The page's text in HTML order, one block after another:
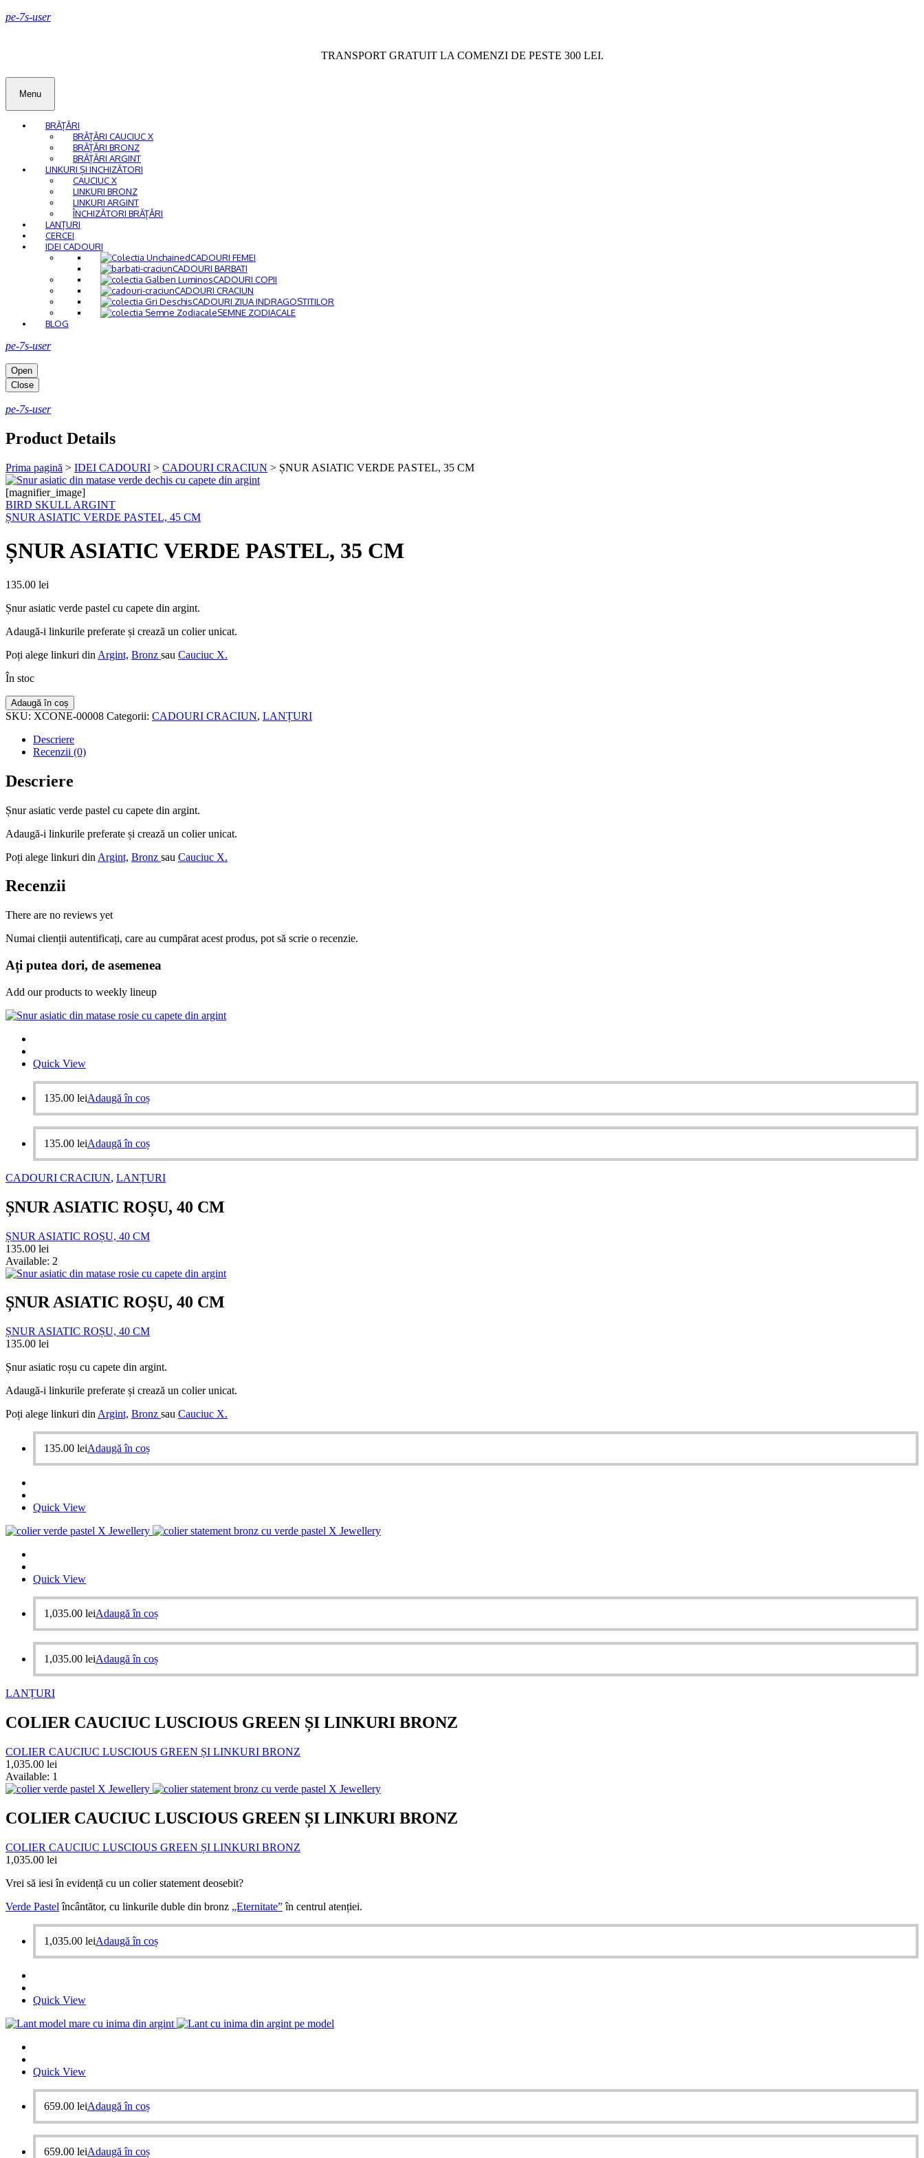
pe-7s-user
TRANSPORT GRATUIT LA COMENZI DE PESTE 300 LEI.
Menu
BRĂȚĂRI
BRĂȚĂRI CAUCIUC X
BRĂȚĂRI BRONZ
BRĂȚĂRI ARGINT
LINKURI ȘI INCHIZĂTORI
CAUCIUC X
LINKURI BRONZ
LINKURI ARGINT
ÎNCHIZĂTORI BRĂȚĂRI
LANȚURI
CERCEI
IDEI CADOURI
CADOURI FEMEI
CADOURI BARBATI
CADOURI COPII
CADOURI CRACIUN
CADOURI ZIUA INDRAGOSTITILOR
SEMNE ZODIACALE
BLOG
pe-7s-user
Open
Close
pe-7s-user
Product Details
Prima pagină > IDEI CADOURI > CADOURI CRACIUN > ȘNUR ASIATIC VERDE PASTEL, 35 CM
[magnifier_image]
BIRD SKULL ARGINT
ȘNUR ASIATIC VERDE PASTEL, 45 CM
ȘNUR ASIATIC VERDE PASTEL, 35 CM
135.00 lei
Șnur asiatic verde pastel cu capete din argint.
Adaugă-i linkurile preferate și crează un colier unicat.
Poți alege linkuri din Argint, Bronz sau Cauciuc X.
În stoc
Cantitate
ȘNUR
VERDE
PASTEL,
CM
Adaugă în coș
SKU: XCONE-00008 Categorii: CADOURI CRACIUN, LANȚURI
Descriere
Recenzii (0)
Descriere
Șnur asiatic verde pastel cu capete din argint.
Adaugă-i linkurile preferate și crează un colier unicat.
Poți alege linkuri din Argint, Bronz sau Cauciuc X.
Recenzii
There are no reviews yet
Numai clienții autentificați, care au cumpărat acest produs, pot să scrie o recenzie.
Ați putea dori, de asemenea
Add our products to weekly lineup
Quick View
135.00 leiAdaugă în coș
135.00 leiAdaugă în coș
CADOURI CRACIUN, LANȚURI
ȘNUR ASIATIC ROȘU, 40 CM
ȘNUR ASIATIC ROȘU, 40 CM
135.00 lei
Available: 2
ȘNUR ASIATIC ROȘU, 40 CM
ȘNUR ASIATIC ROȘU, 40 CM
135.00 lei
Șnur asiatic roșu cu capete din argint.
Adaugă-i linkurile preferate și crează un colier unicat.
Poți alege linkuri din Argint, Bronz sau Cauciuc X.
135.00 leiAdaugă în coș
Quick View
Quick View
1,035.00 leiAdaugă în coș
1,035.00 leiAdaugă în coș
LANȚURI
COLIER CAUCIUC LUSCIOUS GREEN ȘI LINKURI BRONZ
COLIER CAUCIUC LUSCIOUS GREEN ȘI LINKURI BRONZ
1,035.00 lei
Available: 1
COLIER CAUCIUC LUSCIOUS GREEN ȘI LINKURI BRONZ
COLIER CAUCIUC LUSCIOUS GREEN ȘI LINKURI BRONZ
1,035.00 lei
Vrei să iesi în evidență cu un colier statement deosebit?
Verde Pastel încântător, cu linkurile duble din bronz „Eternitate”în centrul atenției.
1,035.00 leiAdaugă în coș
Quick View
Quick View
659.00 leiAdaugă în coș
659.00 leiAdaugă în coș